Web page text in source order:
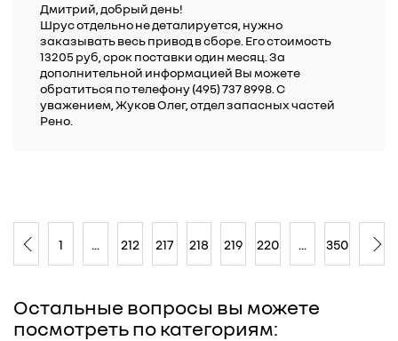
Дмитрий, добрый день!
Шрус отдельно не деталируется, нужно
заказывать весь привод в сборе. Его стоимость
13205 руб, срок поставки один месяц. За
дополнительной информацией Вы можете
обратиться по телефону (495) 737 8998. С
уважением, Жуков Олег, отдел запасных частей
Рено.
1 212 217 218 219 220 350
Остальные вопросы вы можете
посмотреть по категориям: